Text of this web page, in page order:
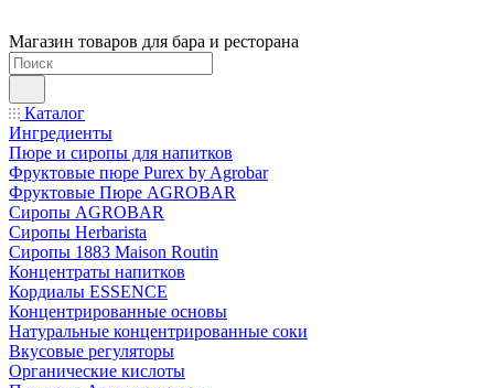
Магазин товаров для бара и ресторана
Каталог
Ингредиенты
Пюре и сиропы для напитков
Фруктовые пюре Purex by Agrobar
Фруктовые Пюре AGROBAR
Сиропы AGROBAR
Сиропы Herbarista
Сиропы 1883 Maison Routin
Концентраты напитков
Кордиалы ESSENCE
Концентрированные основы
Натуральные концентрированные соки
Вкусовые регуляторы
Органические кислоты